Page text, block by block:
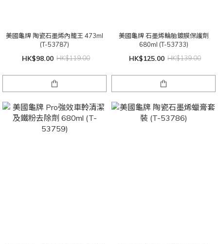
美國龜牌 陶瓷石墨烯內籠王 473ml
(T-53787)
HK$98.00 HK$119.00
美國龜牌 石墨烯輪胎鍍膜保護劑
680ml (T-53733)
HK$125.00 HK$139.00